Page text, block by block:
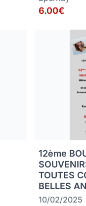
6.00€
12ème
TOUTES
BELLES
10/02/2025